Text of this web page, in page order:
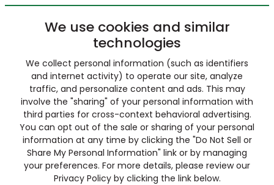
We use cookies and similar
technologies
We collect personal information (such as identifiers
and internet activity) to operate our site, analyze
traffic, and personalize content and ads. This may
involve the "sharing" of your personal information with
third parties for cross-context behavioral advertising.
You can opt out of the sale or sharing of your personal
information at any time by clicking the "Do Not Sell or
Share My Personal Information" link or by managing
your preferences. For more details, please review our
Privacy Policy by clicking the link below.